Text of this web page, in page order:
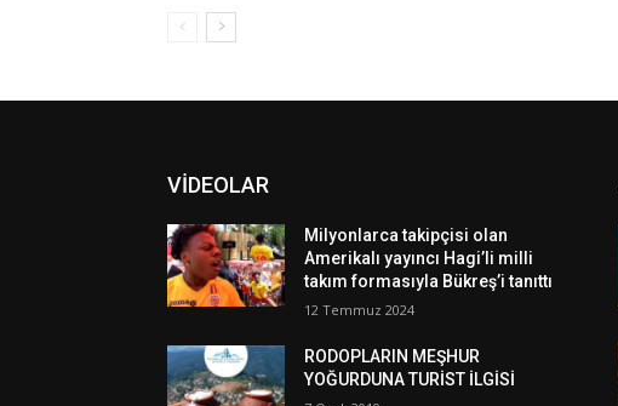
VİDEOLAR
Milyonlarca takipçisi olan
Amerikalı yayıncı Hagi’li milli
takım formasıyla Bükreş’i tanıttı
12 Temmuz 2024
RODOPLARIN MEŞHUR
YOĞURDUNA TURİST İLGİSİ